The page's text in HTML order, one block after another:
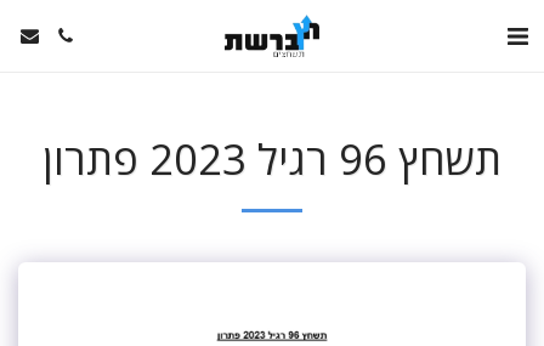
תשחץ 96 רגיל 2023 פתרון